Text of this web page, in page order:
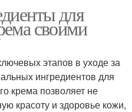
для
своими
этапов в уходе за
ингредиентов для
крема позволяет не
красоту и здоровье кожи,